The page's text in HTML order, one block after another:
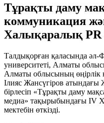
Тұрақты даму
коммуникация
Халықаралық PR
Талдықорған қаласында әл-
университеті, Алматы
Алматы облысының өңірлік
Ілияс Жансүгіров атындағы
бірлесіп «Тұрақты даму
медиа» тақырыбындағы ІV
мектебін өткізді.